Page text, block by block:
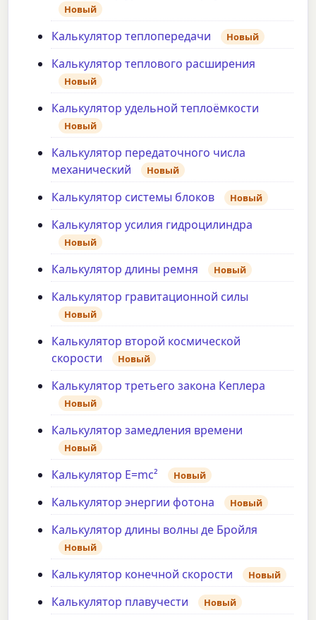
Новый
Калькулятор теплопередачи Новый
Калькулятор теплового расширения
Новый
Калькулятор удельной теплоёмкости
Новый
Калькулятор передаточного числа
механический
Новый
Калькулятор системы блоков Новый
Калькулятор усилия гидроцилиндра
Новый
Калькулятор длины ремня Новый
Калькулятор гравитационной силы
Новый
Калькулятор второй космической
скорости
Новый
Калькулятор третьего закона Кеплера
Новый
Калькулятор замедления времени
Новый
Калькулятор E=mc² Новый
Калькулятор энергии фотона Новый
Калькулятор длины волны де Бройля
Новый
Калькулятор конечной скорости Новый
Калькулятор плавучести Новый